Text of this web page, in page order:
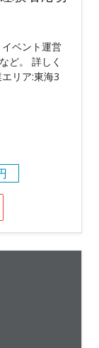
ベント運営
ど。 詳しく
リア:東海3